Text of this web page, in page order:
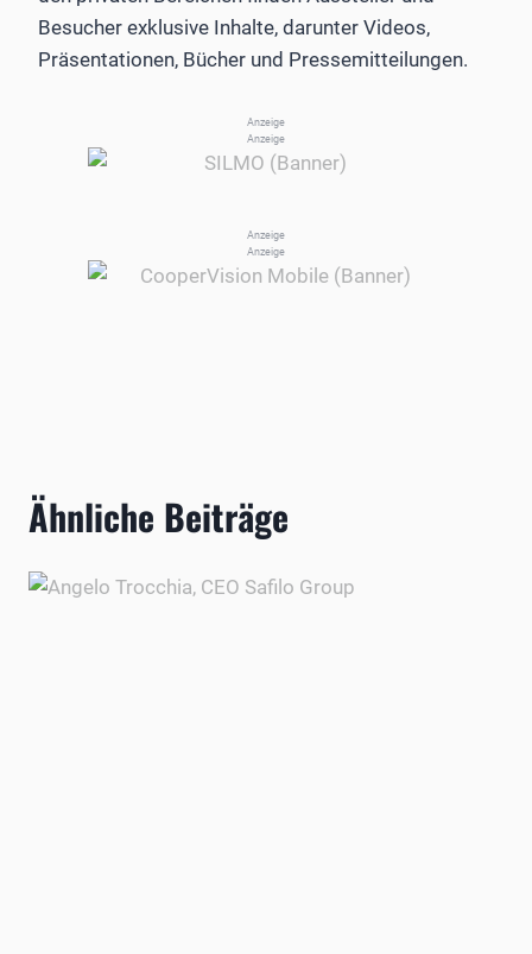
Besucher exklusive Inhalte, darunter Videos,
Präsentationen, Bücher und Pressemitteilungen.
Anzeige
Anzeige
Anzeige
Anzeige
Ähnliche Beiträge